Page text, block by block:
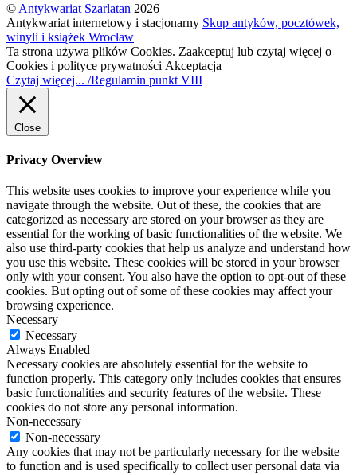
© Antykwariat Szarlatan 2026
Antykwariat internetowy i stacjonarny Skup antyków, pocztówek,
winyli i książek Wrocław
Ta strona używa plików Cookies. Zaakceptuj lub czytaj więcej o
Cookies i polityce prywatności Akceptacja
Czytaj więcej... /Regulamin punkt VIII
Close
Privacy Overview
This website uses cookies to improve your experience while you
navigate through the website. Out of these, the cookies that are
categorized as necessary are stored on your browser as they are
essential for the working of basic functionalities of the website. We
also use third-party cookies that help us analyze and understand how
you use this website. These cookies will be stored in your browser
only with your consent. You also have the option to opt-out of these
cookies. But opting out of some of these cookies may affect your
browsing experience.
Necessary
Necessary
Always Enabled
Necessary cookies are absolutely essential for the website to
function properly. This category only includes cookies that ensures
basic functionalities and security features of the website. These
cookies do not store any personal information.
Non-necessary
Non-necessary
Any cookies that may not be particularly necessary for the website
to function and is used specifically to collect user personal data via